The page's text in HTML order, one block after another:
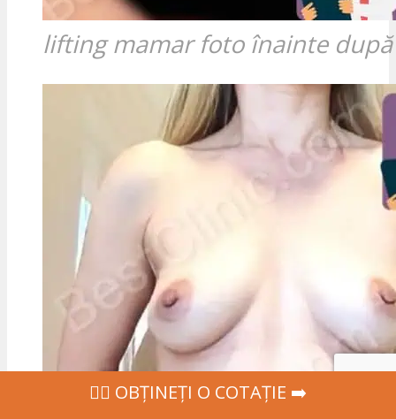
lifting mamar foto înainte
‍👩‍⚕ OBȚINEȚI O COTAȚIE ➡️